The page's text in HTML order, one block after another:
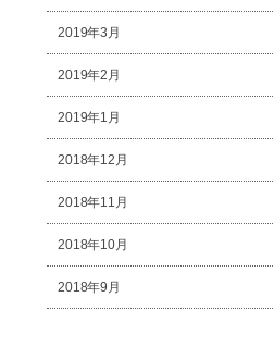
2019年3月
2019年2月
2019年1月
2018年12月
2018年11月
2018年10月
2018年9月